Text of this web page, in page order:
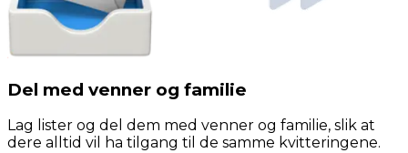
Del med venner og familie
Lag lister og del dem med venner og familie, slik at
dere alltid vil ha tilgang til de samme kvitteringene.